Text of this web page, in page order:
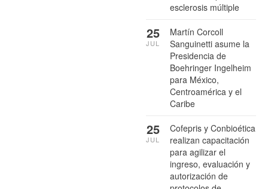
esclerosis múltiple
Martín Corcoll
Sanguinetti asume la
Presidencia de
Boehringer Ingelheim
para México,
Centroamérica y el
Caribe
25
JUL
Cofepris y Conbioética
realizan capacitación
para agilizar el
ingreso, evaluación y
autorización de
25
JUL